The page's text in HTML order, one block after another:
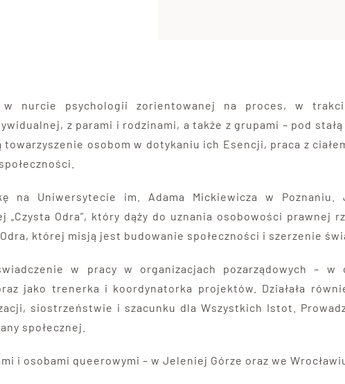
nurcie psychologii zorientowanej na proces, w
z parami i rodzinami, a także z grupami – pod
osobom w dotykaniu ich Esencji, praca z
na Uniwersytecie im. Adama Mickiewicza w Poznaniu.
„Czysta Odra”, który dąży do uznania osobowości prawnej
której misją jest budowanie społeczności i szerzenie
w pracy w organizacjach pozarządowych – w
jako trenerka i koordynatorka projektów. Działała
siostrzeństwie i szacunku dla Wszystkich Istot.
społecznej.
i osobami queerowymi – w Jeleniej Górze oraz we